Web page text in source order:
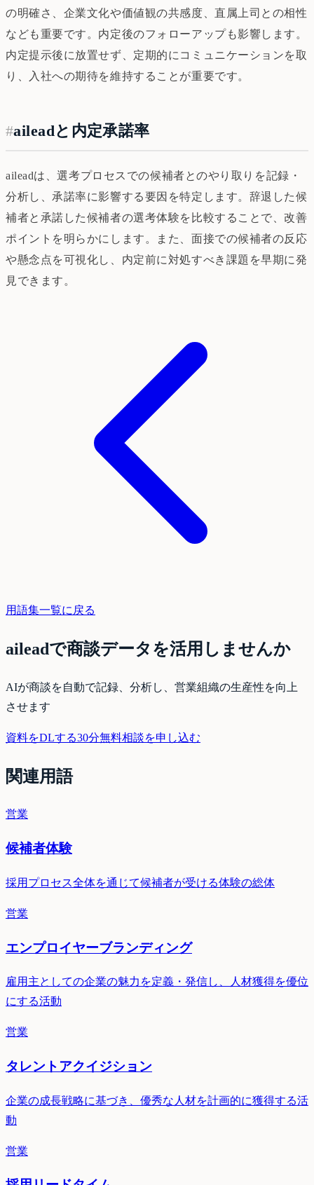
の明確さ、企業文化や価値観の共感度、直属上司との相性
なども重要です。内定後のフォローアップも影響します。
内定提示後に放置せず、定期的にコミュニケーションを取
り、入社への期待を維持することが重要です。
#aileadと内定承諾率
aileadは、選考プロセスでの候補者とのやり取りを記録・
分析し、承諾率に影響する要因を特定します。辞退した候
補者と承諾した候補者の選考体験を比較することで、改善
ポイントを明らかにします。また、面接での候補者の反応
や懸念点を可視化し、内定前に対処すべき課題を早期に発
見できます。
用語集一覧に戻る
aileadで商談データを活用しませんか
AIが商談を自動で記録、分析し、営業組織の生産性を向上
させます
資料をDLする30分無料相談を申し込む
関連用語
営業
候補者体験
採用プロセス全体を通じて候補者が受ける体験の総体
営業
エンプロイヤーブランディング
雇用主としての企業の魅力を定義・発信し、人材獲得を優位
にする活動
営業
タレントアクイジション
企業の成長戦略に基づき、優秀な人材を計画的に獲得する活
動
営業